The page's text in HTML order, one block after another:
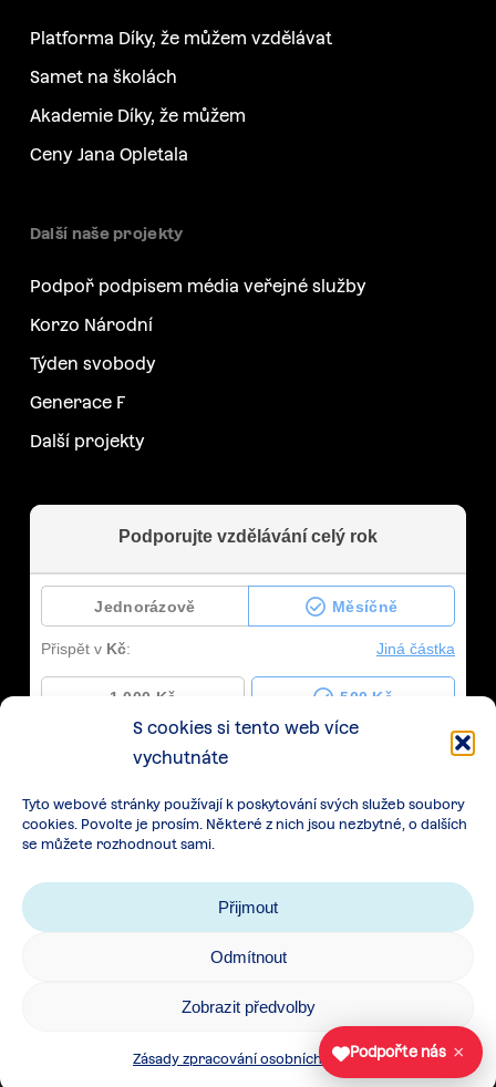
S cookies si tento web více
vychutnáte
Tyto webové stránky používají k poskytování svých služeb soubory
cookies. Povolte je prosím. Některé z nich jsou nezbytné, o dalších
se můžete rozhodnout sami.
Přijmout
Odmítnout
Zobrazit předvolby
Zásady zpracování osobních údajů
Platforma Díky, že můžem vzdělávat
Samet na školách
Akademie Díky, že můžem
Ceny Jana Opletala
Další naše projekty
Podpoř podpisem média veřejné služby
Korzo Národní
Týden svobody
Generace F
Další projekty
Zásady zpracování osobních údajů
Všeobecné podmínky spolupráce
Podpořte nás ×